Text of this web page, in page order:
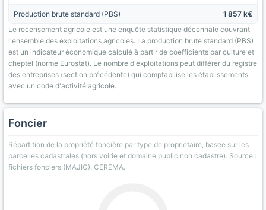
Production brute standard (PBS)
1 857 k€
Le recensement agricole est une enquête statistique décennale couvrant
l'ensemble des exploitations agricoles. La production brute standard (PBS)
est un indicateur économique calculé à partir de coefficients par culture et
cheptel (norme Eurostat). Le nombre d'exploitations peut différer du registre
des entreprises (section précédente) qui comptabilise les établissements
avec un code d'activité agricole.
Foncier
Répartition de la propriété foncière par type de proprietaire, basee sur les
parcelles cadastrales (hors voirie et domaine public non cadastre). Source :
fichiers fonciers (MAJIC), CEREMA.